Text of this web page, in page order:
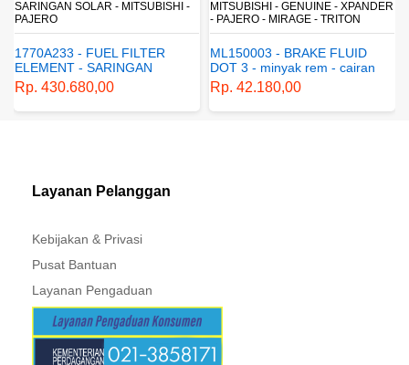
MITSUBISHI - GENUINE - XPANDER
- PAJERO - MIRAGE - TRITON
ML150003 - BRAKE FLUID
DOT 3 - minyak rem - cairan
rem - mitsubishi - genuine -
xpander - pajero - mirage -
triton
Rp. 42.180,00
- MIRAGE - TRITON
lem gasket - xpander - pajero
- mirage - triton
Rp. 37.740,00
Layanan Pelanggan
Kebijakan & Privasi
Pusat Bantuan
Layanan Pengaduan